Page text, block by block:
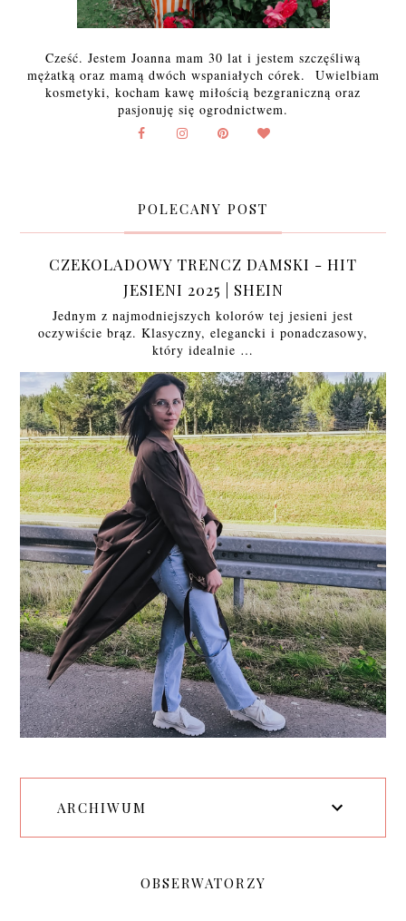
Cześć. Jestem Joanna mam 30 lat i jestem szczęśliwą
mężatką oraz mamą dwóch wspaniałych córek. Uwielbiam
kosmetyki, kocham kawę miłością bezgraniczną oraz
pasjonuję się ogrodnictwem.
POLECANY POST
CZEKOLADOWY TRENCZ DAMSKI - HIT
JESIENI 2025 | SHEIN
Jednym z najmodniejszych kolorów tej jesieni jest
oczywiście brąz. Klasyczny, elegancki i ponadczasowy,
który idealnie …
ARCHIWUM
OBSERWATORZY